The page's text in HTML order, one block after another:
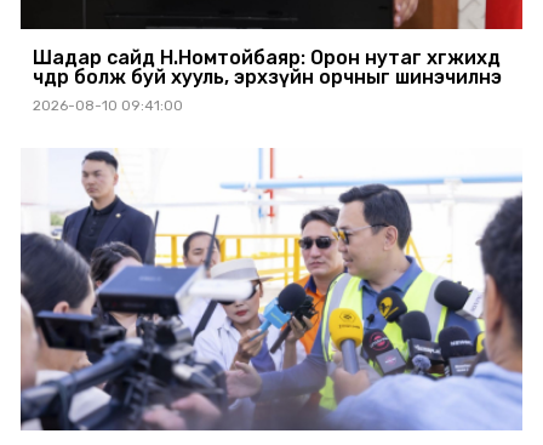
Шадар сайд Н.Номтойбаяр: Орон нутаг хөгжихөд
чөдөр болж буй хууль, эрхзүйн орчныг шинэчилнэ
2026-08-10 09:41:00